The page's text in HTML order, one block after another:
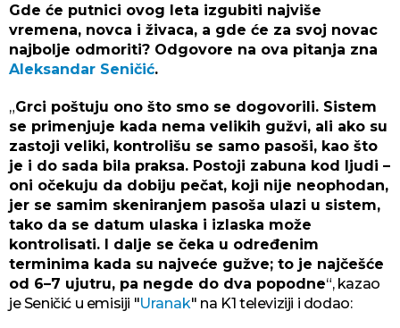
Gde će putnici ovog leta izgubiti najviše
vremena, novca i živaca, a gde će za svoj novac
najbolje odmoriti? Odgovore na ova pitanja zna
Aleksandar Seničić.
„Grci poštuju ono što smo se dogovorili. Sistem
se primenjuje kada nema velikih gužvi, ali ako su
zastoji veliki, kontrolišu se samo pasoši, kao što
je i do sada bila praksa. Postoji zabuna kod ljudi –
oni očekuju da dobiju pečat, koji nije neophodan,
jer se samim skeniranjem pasoša ulazi u sistem,
tako da se datum ulaska i izlaska može
kontrolisati. I dalje se čeka u određenim
terminima kada su najveće gužve; to je najčešće
od 6–7 ujutru, pa negde do dva popodne“, kazao
je Seničić u emisiji "Uranak" na K1 televiziji i dodao: